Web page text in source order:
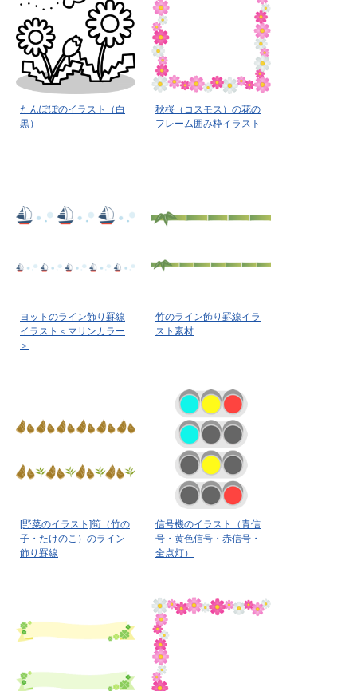
たんぽぽのイラスト（白
黒）
秋桜（コスモス）の花の
フレーム囲み枠イラスト
ヨットのライン飾り罫線
イラスト＜マリンカラー
＞
竹のライン飾り罫線イラ
スト素材
[野菜のイラスト]筍（竹の
子・たけのこ）のライン
飾り罫線
信号機のイラスト（青信
号・黄色信号・赤信号・
全点灯）